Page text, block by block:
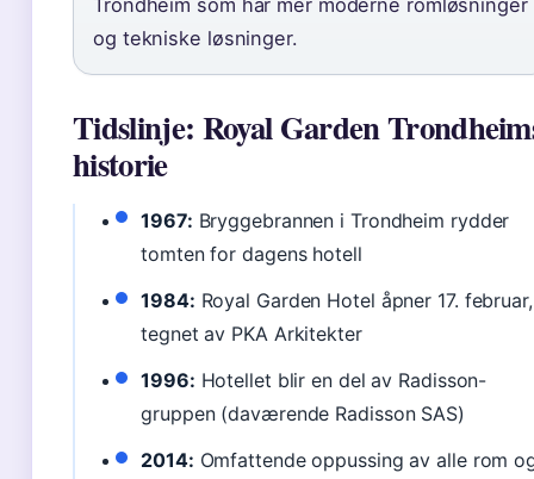
og tekniske løsninger.
Tidslinje: Royal Garden
historie
1967: Bryggebrannen i Trondheim rydder
tomten for dagens hotell
1984: Royal Garden Hotel åpner 17. februar,
tegnet av PKA Arkitekter
1996: Hotellet blir en del av Radisson-
gruppen (daværende Radisson SAS)
2014: Omfattende oppussing av alle rom